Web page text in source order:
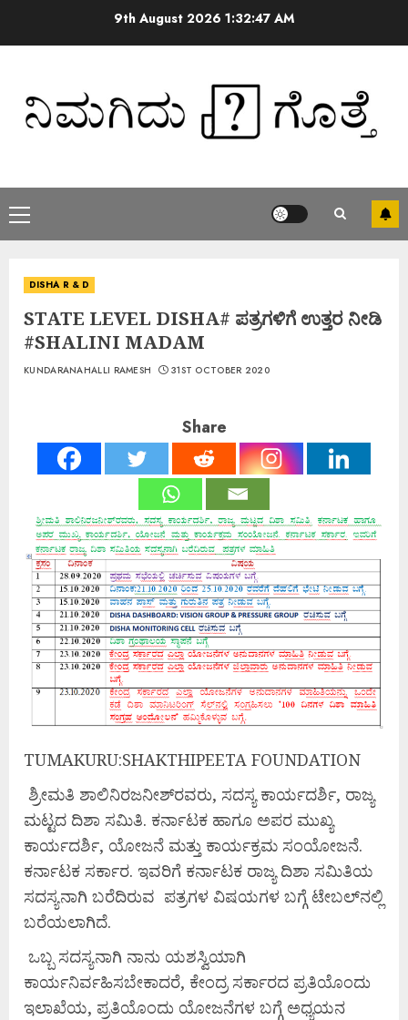
9th August 2026 1:32:47 AM
DISHA R & D
STATE LEVEL DISHA# ಪತ್ರಗಳಿಗೆ ಉತ್ತರ ನೀಡಿ
#SHALINI MADAM
KUNDARANAHALLI RAMESH 31ST OCTOBER 2020
Share
TUMAKURU:SHAKTHIPEETA FOUNDATION
ಶ್ರೀಮತಿ ಶಾಲಿನಿರಜನೀಶ್‌ರವರು, ಸದಸ್ಯ ಕಾರ್ಯದರ್ಶಿ, ರಾಜ್ಯ
ಮಟ್ಟದ ದಿಶಾ ಸಮಿತಿ. ಕರ್ನಾಟಕ ಹಾಗೂ ಅಪರ ಮುಖ್ಯ
ಕಾರ್ಯದರ್ಶಿ, ಯೋಜನೆ ಮತ್ತು ಕಾರ್ಯಕ್ರಮ ಸಂಯೋಜನೆ.
ಕರ್ನಾಟಕ ಸರ್ಕಾರ. ಇವರಿಗೆ ಕರ್ನಾಟಕ ರಾಜ್ಯ ದಿಶಾ ಸಮಿತಿಯ
ಸದಸ್ಯನಾಗಿ ಬರೆದಿರುವ ಪತ್ರಗಳ ವಿಷಯಗಳ ಬಗ್ಗೆ ಟೇಬಲ್‌ನಲ್ಲಿ
ಬರೆಯಲಾಗಿದೆ.
ಒಬ್ಬ ಸದಸ್ಯನಾಗಿ ನಾನು ಯಶಸ್ವಿಯಾಗಿ
ಕಾರ್ಯನಿರ್ವಹಿಸಬೇಕಾದರೆ, ಕೇಂದ್ರ ಸರ್ಕಾರದ ಪ್ರತಿಯೊಂದು
ಇಲಾಖೆಯ, ಪ್ರತಿಯೊಂದು ಯೋಜನೆಗಳ ಬಗ್ಗೆ ಅಧ್ಯಯನ